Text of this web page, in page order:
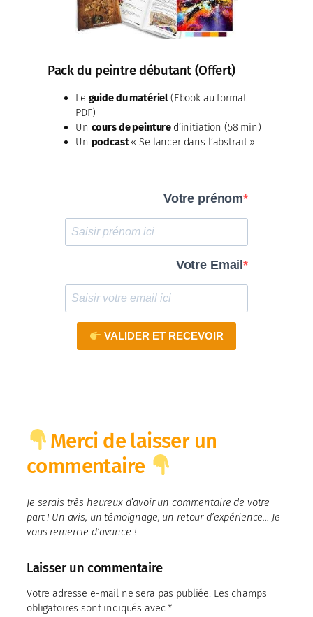
Pack du peintre débutant (Offert)
Le guide du matériel(Ebook au format
PDF)
Un cours de peinture d’initiation (58 min)
Un podcast« Se lancer dans l’abstrait »
Votre prénom
Votre Email
VALIDER ET RECEVOIR
Merci de laisser un
commentaire
Je serais très heureux d’avoir un commentaire de votre
part ! Un avis, un témoignage, un retour d’expérience… Je
vous remercie d’avance !
Laisser un commentaire
Votre adresse e-mail ne sera pas publiée. Les champs
obligatoires sont indiqués avec*